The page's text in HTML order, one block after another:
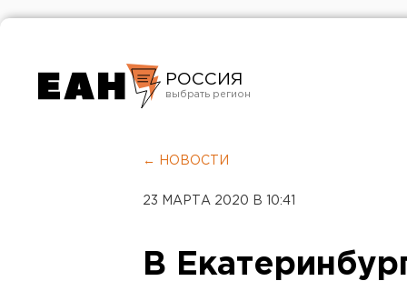
РОССИЯ
Челябинск
← НОВОСТИ
23 МАРТА 2020 В 10:41
В